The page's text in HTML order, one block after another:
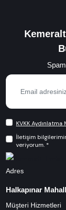
KVKK Aydınlatma
İletişim
veriyorum. *
Adres
Halkapınar
Müşteri Hizmetleri